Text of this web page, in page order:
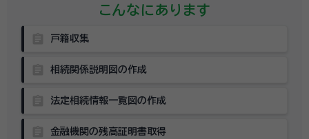
こんなにあります
戸籍収集
相続関係説明図の作成
法定相続情報一覧図の作成
金融機関の残高証明書取得